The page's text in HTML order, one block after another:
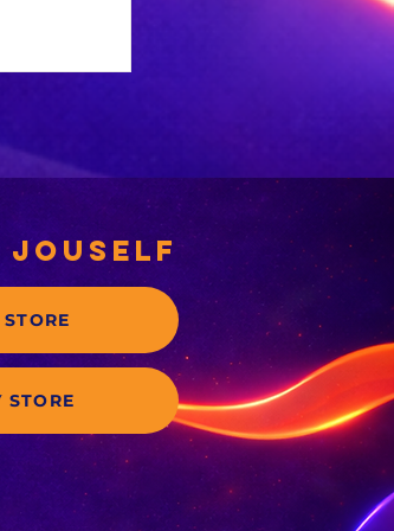
jouself
STORE